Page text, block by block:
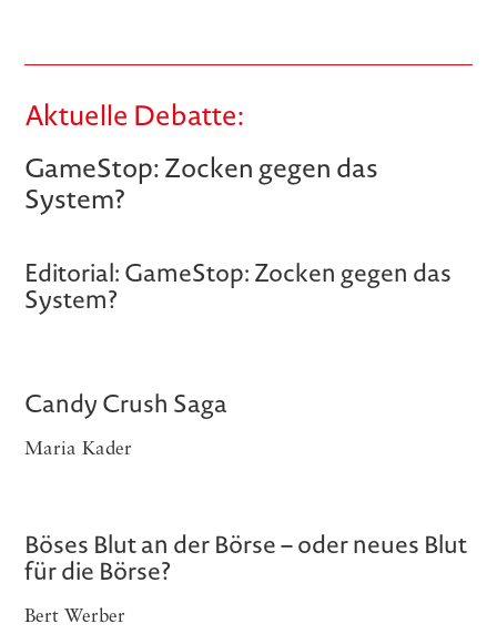
Aktuelle Debatte:
GameStop: Zocken gegen das
System?
Editorial: GameStop: Zocken gegen das
System?
Candy Crush Saga
Maria Kader
Böses Blut an der Börse – oder neues Blut
für die Börse?
Bert Werber